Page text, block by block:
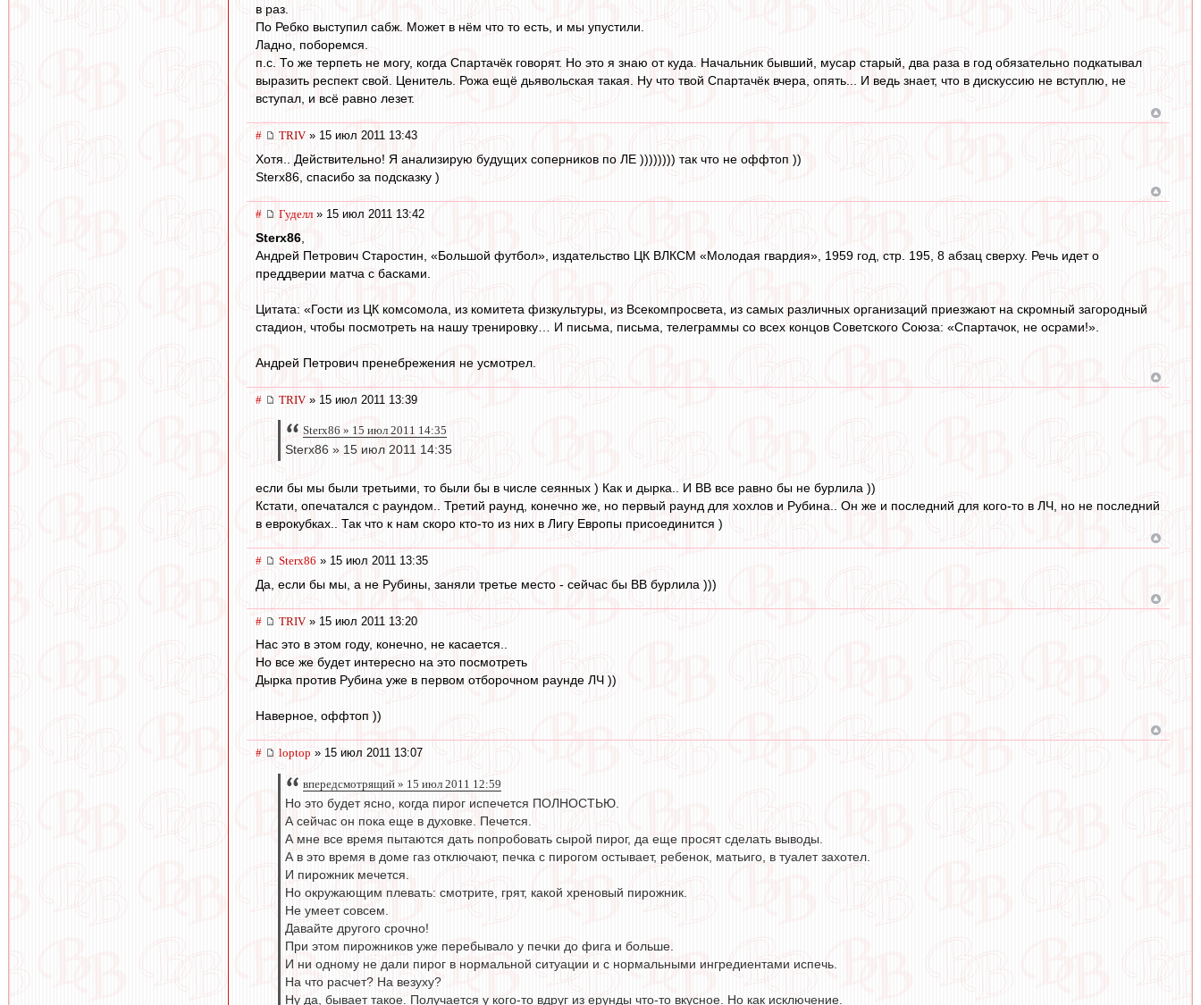
в раз.
По Ребко выступил сабж. Может в нём что то есть, и мы упустили.
Ладно, поборемся.
п.с. То же терпеть не могу, когда Спартачёк говорят. Но это я знаю от куда. Начальник бывший, мусар старый, два раза в год обязательно подкатывал
выразить респект свой. Ценитель. Рожа ещё дьявольская такая. Ну что твой Спартачёк вчера, опять... И ведь знает, что в дискуссию не вступлю, не
вступал, и всё равно лезет.
# TRIV » 15 июл 2011 13:43
Хотя.. Действительно! Я анализирую будущих соперников по ЛЕ )))))))) так что не оффтоп ))
Sterx86, спасибо за подсказку )
# Гуделл» 15 июл 2011 13:42
Sterx86
Андрей Петрович Старостин, «Большой футбол», издательство ЦК ВЛКСМ «Молодая гвардия», 1959 год, стр. 195, 8 абзац сверху. Речь идет о
преддверии матча с басками.
Цитата: «Гости из ЦК комсомола, из комитета физкультуры, из Всекомпросвета, из самых различных организаций приезжают на скромный загородный
стадион, чтобы посмотреть на нашу тренировку… И письма, письма, телеграммы со всех концов Советского Союза: «Спартачок, не осрами!».
Андрей Петрович пренебрежения не усмотрел.
# TRIV » 15 июл 2011 13:39
Sterx86 » 15 июл 2011 14:35
Sterx86 » 15 июл 2011 14:35
если бы мы были третьими, то были бы в числе сеянных ) Как и дырка.. И ВВ все равно бы не бурлила ))
Кстати, опечатался с раундом.. Третий раунд, конечно же, но первый раунд для хохлов и Рубина.. Он же и последний для кого-то в ЛЧ, но не последний
в еврокубках.. Так что к нам скоро кто-то из них в Лигу Европы присоединится )
# Sterx86 » 15 июл 2011 13:35
Да, если бы мы, а не Рубины, заняли третье место - сейчас бы ВВ бурлила )))
# TRIV » 15 июл 2011 13:20
Нас это в этом году, конечно, не касается..
Но все же будет интересно на это посмотреть
Дырка против Рубина уже в первом отборочном раунде ЛЧ ))
Наверное, оффтоп ))
# loptop » 15 июл 2011 13:07
впередсмотрящий » 15 июл 2011 12:59
Но это будет ясно, когда пирог испечется ПОЛНОСТЬЮ.
А сейчас он пока еще в духовке. Печется.
А мне все время пытаются дать попробовать сырой пирог, да еще просят сделать выводы.
А в это время в доме газ отключают, печка с пирогом остывает, ребенок, матьиго, в туалет захотел.
И пирожник мечется.
Но окружающим плевать: смотрите, грят, какой хреновый пирожник.
Не умеет совсем.
Давайте другого срочно!
При этом пирожников уже перебывало у печки до фига и больше.
И ни одному не дали пирог в нормальной ситуации и с нормальными ингредиентами испечь.
На что расчет? На везуху?
Ну да, бывает такое. Получается у кого-то вдруг из ерунды что-то вкусное. Но как исключение.